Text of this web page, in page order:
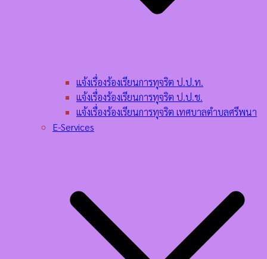
แจ้งเรื่องร้องเรียนการทุจริต ป.ป.ท.
แจ้งเรื่องร้องเรียนการทุจริต ป.ป.ช.
แจ้งเรื่องร้องเรียนการทุจริต เทศบาลตำบลศรีพนา
E-Services